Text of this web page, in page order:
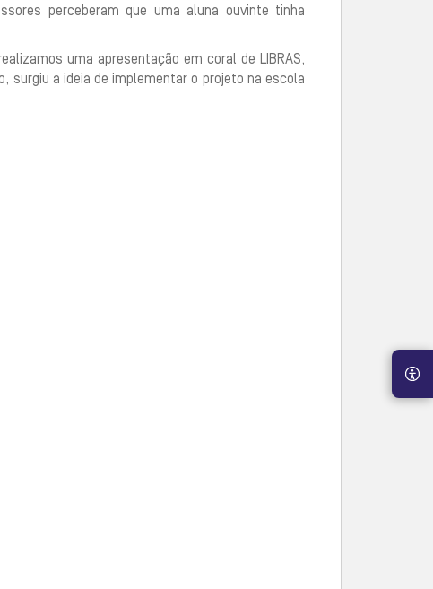
perceberam que uma aluna ouvinte tinha
uma apresentação em coral de LIBRAS,
surgiu a ideia de implementar o projeto na escola